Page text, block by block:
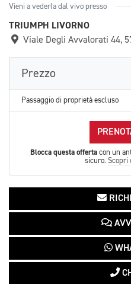
Vieni a vederla dal vivo presso
TRIUMPH LIVORNO
Viale Degli Avvalorati 44,
Prezzo
Passaggio di proprietà escluso
Blocca questa offerta con un
sicuro. Scopri